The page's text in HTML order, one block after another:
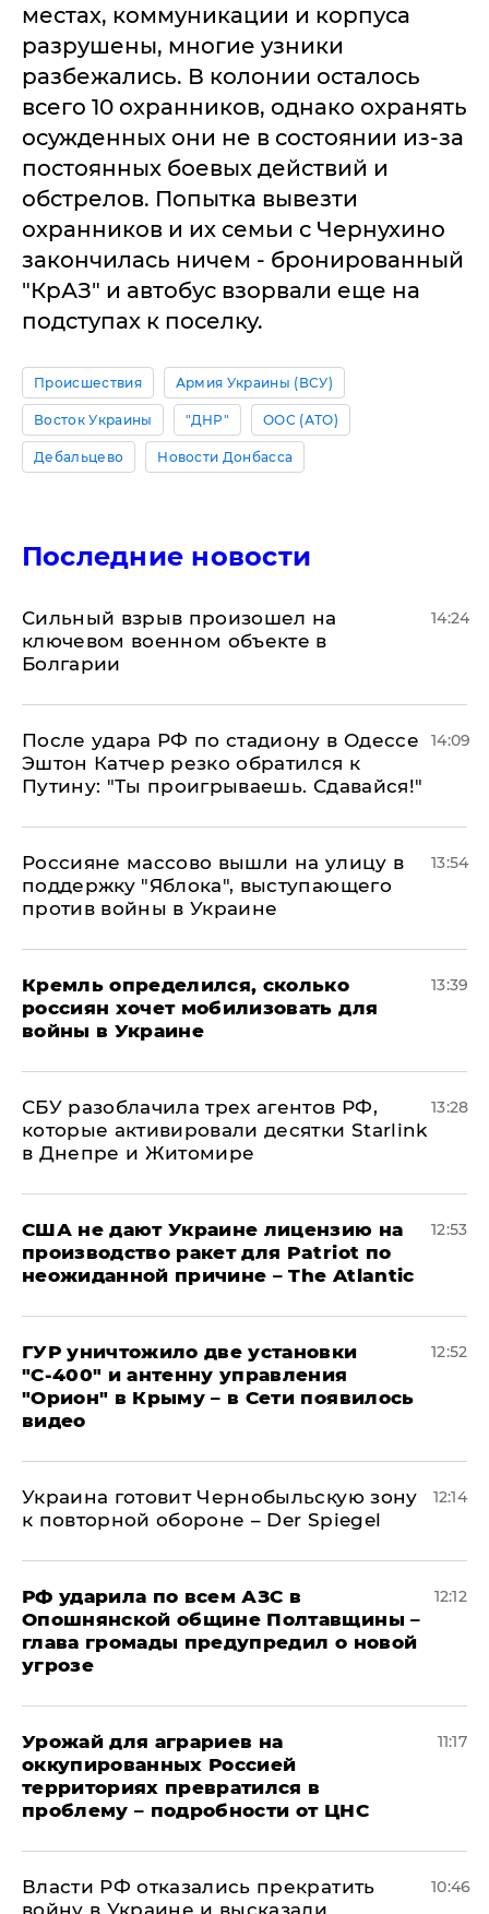
местах, коммуникации и корпуса
разрушены, многие узники
разбежались. В колонии осталось
всего 10 охранников, однако охранять
осужденных они не в состоянии из-за
постоянных боевых действий и
обстрелов. Попытка вывезти
охранников и их семьи с Чернухино
закончилась ничем - бронированный
"КрАЗ" и автобус взорвали еще на
подступах к поселку.
Происшествия Армия Украины (ВСУ)
Восток Украины "ДНР" ООС (АТО)
Дебальцево Новости Донбасса
Последние новости
Сильный взрыв произошел на
ключевом военном объекте в
Болгарии
14:24
После удара РФ по стадиону в Одессе
Эштон Катчер резко обратился к
Путину: "Ты проигрываешь. Сдавайся!"
14:09
Россияне массово вышли на улицу в
поддержку "Яблока", выступающего
против войны в Украине
13:54
Кремль определился, сколько
россиян хочет мобилизовать для
войны в Украине
13:39
СБУ разоблачила трех агентов РФ,
которые активировали десятки Starlink
в Днепре и Житомире
13:28
США не дают Украине лицензию на
производство ракет для Patriot по
неожиданной причине – The Atlantic
12:53
ГУР уничтожило две установки
"С‑400" и антенну управления
"Орион" в Крыму – в Сети появилось
видео
12:52
Украина готовит Чернобыльскую зону
к повторной обороне – Der Spiegel
12:14
РФ ударила по всем АЗС в
Опошнянской общине Полтавщины –
глава громады предупредил о новой
угрозе
12:12
Урожай для аграриев на
оккупированных Россией
территориях превратился в
проблему – подробности от ЦНС
11:17
Власти РФ отказались прекратить
войну в Украине и высказали
10:46